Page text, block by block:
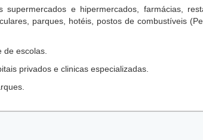
e hipermercados, farmácias,
parques, hotéis, postos de combustíveis
escolas.
privados e clinicas especializadas.